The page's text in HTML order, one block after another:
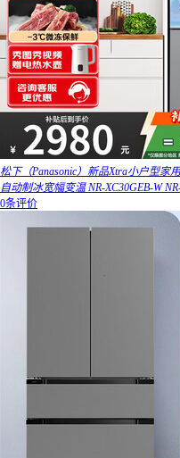
松下（Panasonic）新品Xtra小户型家
自动制冰宽幅变温 NR-XC30GEB-W
0条评价